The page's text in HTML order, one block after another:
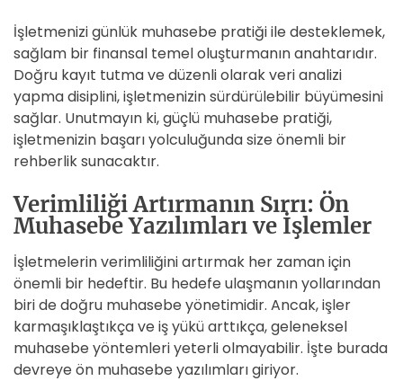
İşletmenizi günlük muhasebe pratiği ile desteklemek,
sağlam bir finansal temel oluşturmanın anahtarıdır.
Doğru kayıt tutma ve düzenli olarak veri analizi
yapma disiplini, işletmenizin sürdürülebilir büyümesini
sağlar. Unutmayın ki, güçlü muhasebe pratiği,
işletmenizin başarı yolculuğunda size önemli bir
rehberlik sunacaktır.
Verimliliği Artırmanın Sırrı: Ön
Muhasebe Yazılımları ve İşlemler
İşletmelerin verimliliğini artırmak her zaman için
önemli bir hedeftir. Bu hedefe ulaşmanın yollarından
biri de doğru muhasebe yönetimidir. Ancak, işler
karmaşıklaştıkça ve iş yükü arttıkça, geleneksel
muhasebe yöntemleri yeterli olmayabilir. İşte burada
devreye ön muhasebe yazılımları giriyor.